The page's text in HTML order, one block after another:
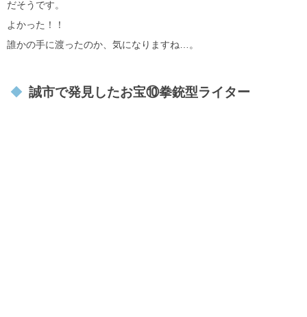
だそうです。
よかった！！
誰かの手に渡ったのか、気になりますね…。
誠市で発見したお宝⑩拳銃型ライター